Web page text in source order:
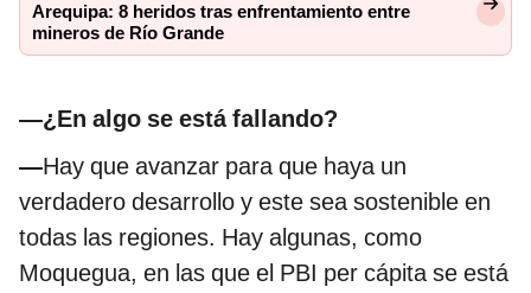
Arequipa: 8 heridos tras enfrentamiento entre
mineros de Río Grande
—¿En algo se está fallando?
—Hay que avanzar para que haya un
verdadero desarrollo y este sea sostenible en
todas las regiones. Hay algunas, como
Moquegua, en las que el PBI per cápita se está